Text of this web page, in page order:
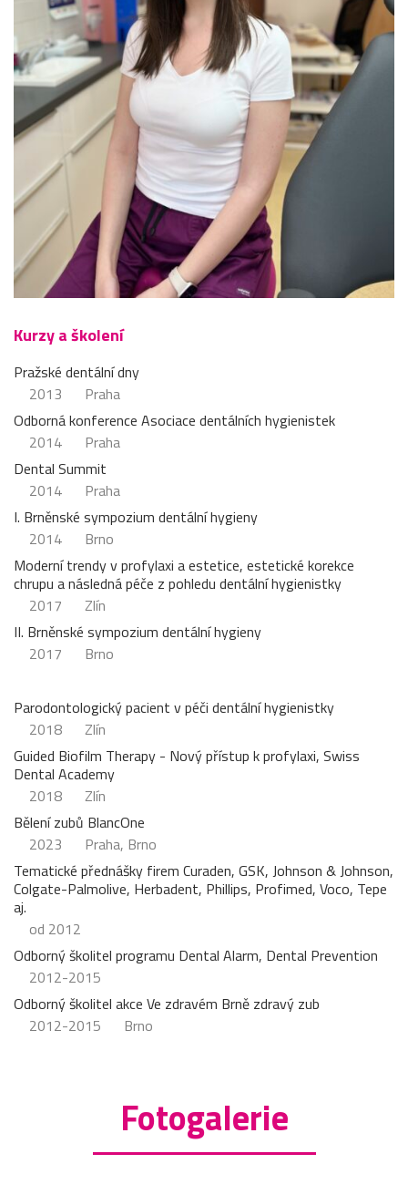
Kurzy a školení
Pražské dentální dny
2013
Praha
Odborná konference Asociace dentálních hygienistek
2014
Praha
Dental Summit
2014
Praha
I. Brněnské sympozium dentální hygieny
2014
Brno
Moderní trendy v profylaxi a estetice, estetické korekce
chrupu a následná péče z pohledu dentální hygienistky
2017
Zlín
II. Brněnské sympozium dentální hygieny
2017
Brno
Parodontologický pacient v péči dentální hygienistky
2018
Zlín
Guided Biofilm Therapy - Nový přístup k profylaxi, Swiss
Dental Academy
2018
Zlín
Bělení zubů BlancOne
2023
Praha, Brno
Tematické přednášky firem Curaden, GSK, Johnson & Johnson,
Colgate-Palmolive, Herbadent, Phillips, Profimed, Voco, Tepe
aj.
od 2012
Odborný školitel programu Dental Alarm, Dental Prevention
2012-2015
Odborný školitel akce Ve zdravém Brně zdravý zub
2012-2015
Brno
Fotogalerie